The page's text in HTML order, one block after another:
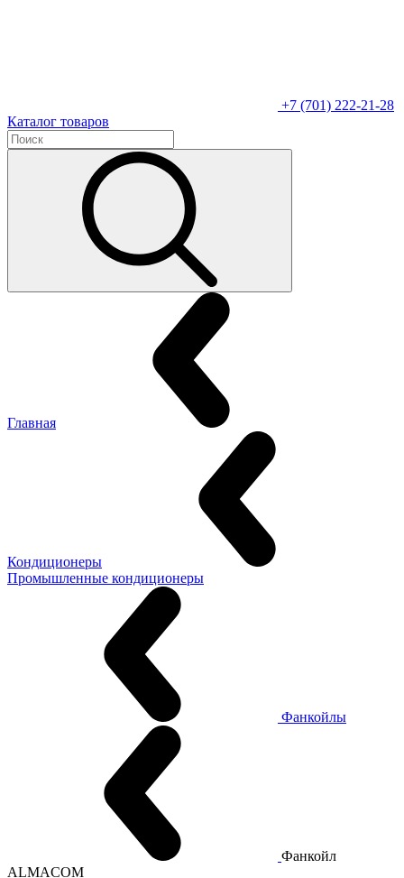
+7 (701) 222-21-28
Каталог товаров
Главная
Кондиционеры
Промышленные кондиционеры
Фанкойлы
Фанкойл
ALMACOM